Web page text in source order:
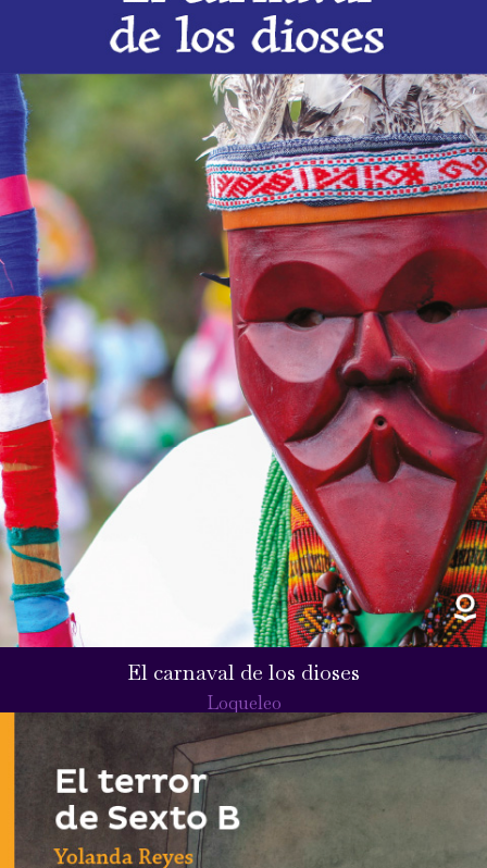
El carnaval de los dioses
Loqueleo